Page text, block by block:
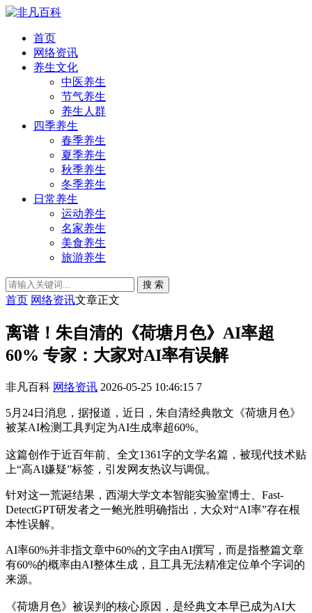
首页
网络资讯
养生文化
中医养生
节气养生
养生人群
四季养生
春季养生
夏季养生
秋季养生
冬季养生
日常养生
运动养生
名家养生
美食养生
旅游养生
搜 索
首页 网络资讯文章正文
离谱！朱自清的《荷塘月色》AI率超
60% 专家：大家对AI率有误解
非凡百科 网络资讯 2026-05-25 10:46:15 7
5月24日消息，据报道，近日，朱自清经典散文《荷塘月色》
被某AI检测工具判定为AI生成率超60%。
这篇创作于近百年前、全文1361字的文学名篇，被现代技术贴
上“高AI嫌疑”标签，引发网友热议与调侃。
针对这一荒诞结果，西湖大学文本智能实验室博士、Fast-
DetectGPT研发者之一鲍光胜明确指出，大众对“AI率”存在根
本性误解。
AI率60%并非指文章中60%的文字由AI撰写，而是指整篇文章
有60%的概率由AI整体生成，且工具无法精准定位单个字词的
来源。
《荷塘月色》被误判的核心原因，是经典文本早已成为AI大